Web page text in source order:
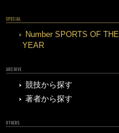
SPECIAL
Number SPORTS OF THE
YEAR
ARCHIVE
競技から探す
著者から探す
OTHERS